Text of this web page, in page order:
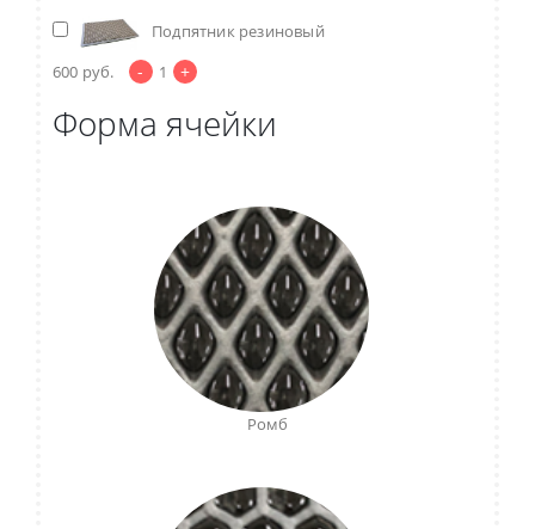
Подпятник резиновый
600 руб. - 1 +
Форма ячейки
Ромб